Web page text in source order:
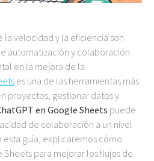
la velocidad y la eficiencia son
automatización y colaboración
en la mejora de la
es una de las herramientas más
proyectos, gestionar datos y
en Google Sheets puede
de colaboración a un nivel
guía, explicaremos cómo
Sheets para mejorar los flujos de